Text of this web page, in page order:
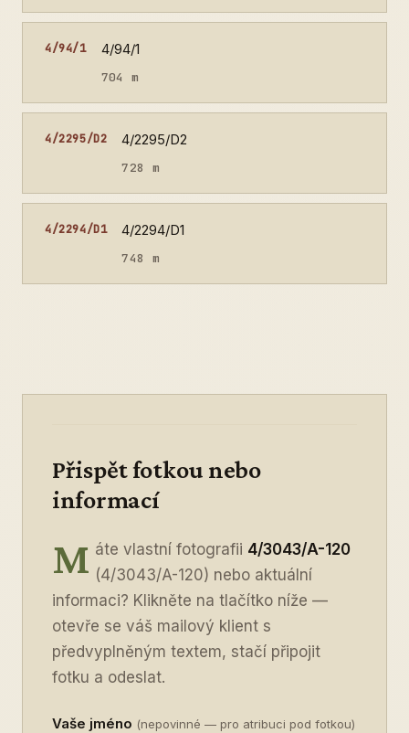
4/94/1 4/94/1
704 m
4/2295/D2 4/2295/D2
728 m
4/2294/D1 4/2294/D1
748 m
Přispět fotkou nebo
informací
M áte vlastní fotografii 4/3043/A-120
(4/3043/A-120) nebo aktuální
informaci? Klikněte na tlačítko níže —
otevře se váš mailový klient s
předvyplněným textem, stačí připojit
fotku a odeslat.
Vaše jméno (nepovinné — pro atribuci pod fotkou)